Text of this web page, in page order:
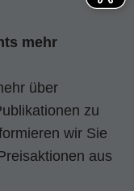
mehr
über
zu
wir Sie
aus